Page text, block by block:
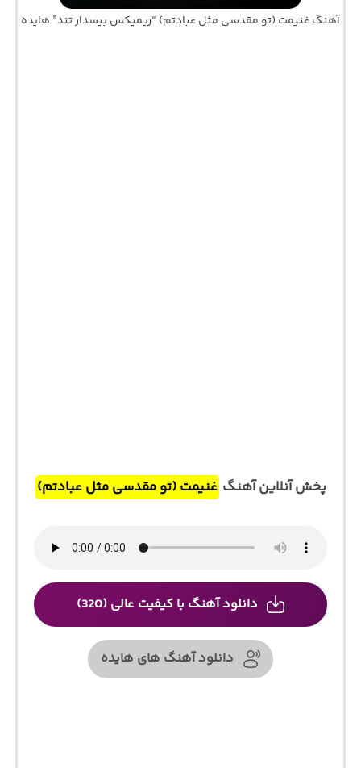
آهنگ غنیمت (تو مقدسی مثل عبادتم) “ریمیکس بیسدار تند” هایده
پخش آنلاین آهنگ غنیمت (تو مقدسی مثل عبادتم)
دانلود آهنگ با کیفیت عالی (320)
دانلود آهنگ های هایده